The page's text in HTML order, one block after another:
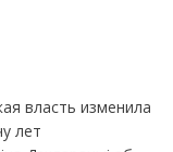
власть изменила
лет